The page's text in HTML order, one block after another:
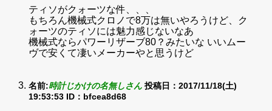
ティソがクォーツな件、、、
もちろん機械式クロノで8万は無いやろうけど、ク
ォーツのティソには魅力感じないなあ
機械式ならパワーリザーブ80？みたいな いいムー
ヴで安くて凄いメーカーやと思うけど
名前:時計じかけの名無しさん 投稿日：2017/11/18(土)
19:53:53 ID：bfcea8d68